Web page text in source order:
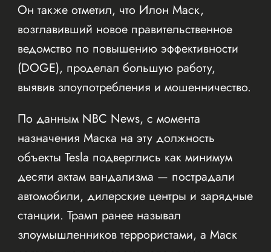
Он также отметил, что Илон Маск,
возглавивший новое правительственное
ведомство по повышению эффективности
(DOGE), проделал большую работу,
выявив злоупотребления и мошенничество.
По данным NBC News, с момента
назначения Маска на эту должность
объекты Tesla подверглись как минимум
десяти актам вандализма — пострадали
автомобили, дилерские центры и зарядные
станции. Трамп ранее называл
злоумышленников террористами, а Маск